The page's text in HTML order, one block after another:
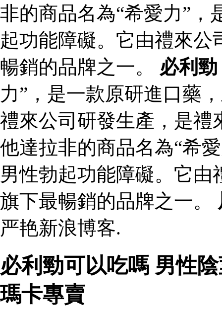
非的商品名為“希愛力”，
起功能障礙。它由禮來
暢銷的品牌之一。 必利勁
力”，是一款原研進口藥
禮來公司研發生產，是禮
他達拉非的商品名為“希
男性勃起功能障礙。它
旗下最暢銷的品牌之一。
严艳新浪博客.
必利勁可以吃嗎 男性
瑪卡專賣